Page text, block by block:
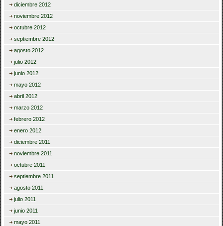
diciembre 2012
noviembre 2012
octubre 2012
septiembre 2012
agosto 2012
julio 2012
junio 2012
mayo 2012
abril 2012
marzo 2012
febrero 2012
enero 2012
diciembre 2011
noviembre 2011
octubre 2011
septiembre 2011
agosto 2011
julio 2011
junio 2011
mayo 2011